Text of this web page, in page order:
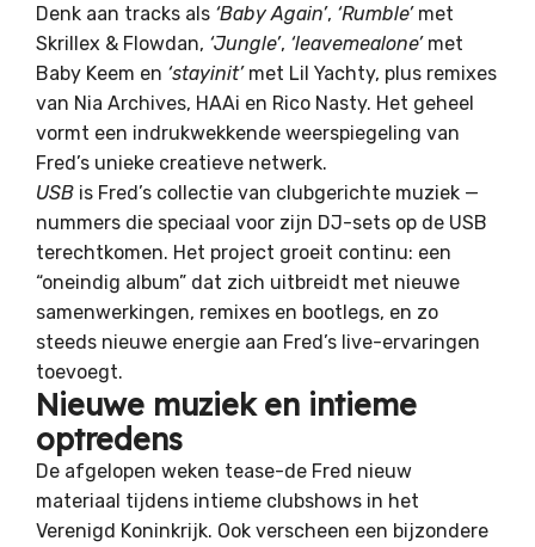
Denk aan tracks als ‘Baby Again’, ‘Rumble’met
Skrillex & Flowdan, ‘Jungle’, ‘leavemealone’met
Baby Keem en ‘stayinit’met Lil Yachty, plus remixes
van Nia Archives, HAAi en Rico Nasty. Het geheel
vormt een indrukwekkende weerspiegeling van
Fred’s unieke creatieve netwerk.
USB is Fred’s collectie van clubgerichte muziek —
nummers die speciaal voor zijn DJ-sets op de USB
terechtkomen. Het project groeit continu: een
“oneindig album” dat zich uitbreidt met nieuwe
samenwerkingen, remixes en bootlegs, en zo
steeds nieuwe energie aan Fred’s live-ervaringen
toevoegt.
Nieuwe muziek en intieme
optredens
De afgelopen weken tease-de Fred nieuw
materiaal tijdens intieme clubshows in het
Verenigd Koninkrijk. Ook verscheen een bijzondere